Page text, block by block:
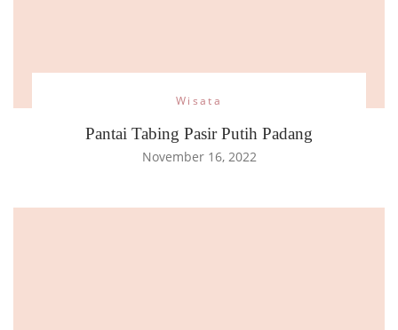
Wisata
Pantai Tabing Pasir Putih Padang
November 16, 2022